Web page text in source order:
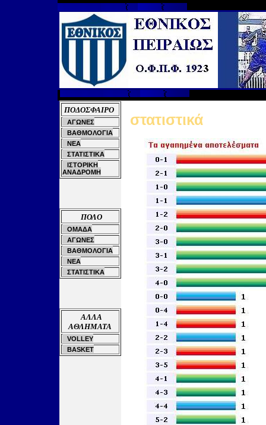
ΠΟΔΟΣΦΑΙΡΟ
ΑΓΩΝΕΣ
ΒΑΘΜΟΛΟΓΙΑ
ΝΕΑ
ΣΤΑΤΙΣΤΙΚΑ
ΙΣΤΟΡΙΚΗ
ΑΝΑΔΡΟΜΗ
ΠΟΛΟ
ΟΜΑΔΑ
ΑΓΩΝΕΣ
ΒΑΘΜΟΛΟΓΙΑ
ΝΕΑ
ΣΤΑΤΙΣΤΙΚΑ
ΑΛΛΑ
ΑΘΛΗΜΑΤΑ
VOLLEY
BASKET
στατιστικά